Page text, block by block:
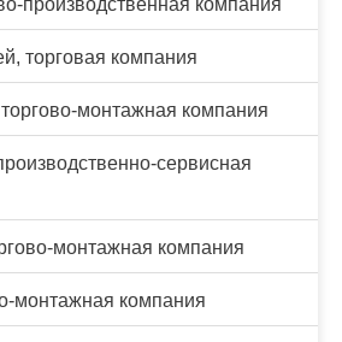
производственная компания
торговая компания
монтажная компания
сервисная
монтажная компания
монтажная компания